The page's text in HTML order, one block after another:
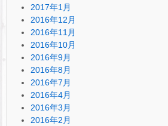
2017年1月
2016年12月
2016年11月
2016年10月
2016年9月
2016年8月
2016年7月
2016年4月
2016年3月
2016年2月